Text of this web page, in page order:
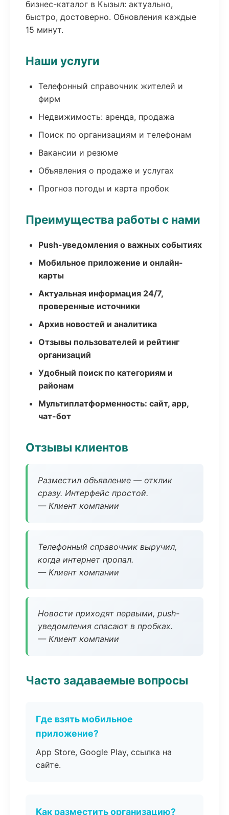
бизнес-каталог в Кызыл: актуально,
быстро, достоверно. Обновления каждые
15 минут.
Наши услуги
Телефонный справочник жителей и
фирм
Недвижимость: аренда, продажа
Поиск по организациям и телефонам
Вакансии и резюме
Объявления о продаже и услугах
Прогноз погоды и карта пробок
Преимущества работы с нами
Push-уведомления о важных событиях
Мобильное приложение и онлайн-
карты
Актуальная информация 24/7,
проверенные источники
Архив новостей и аналитика
Отзывы пользователей и рейтинг
организаций
Удобный поиск по категориям и
районам
Мультиплатформенность: сайт, app,
чат-бот
Отзывы клиентов
Разместил объявление — отклик
сразу. Интерфейс простой.
— Клиент компании
Телефонный справочник выручил,
когда интернет пропал.
— Клиент компании
Новости приходят первыми, push-
уведомления спасают в пробках.
— Клиент компании
Часто задаваемые вопросы
Где взять мобильное
приложение?
App Store, Google Play, ссылка на
сайте.
Как разместить организацию?